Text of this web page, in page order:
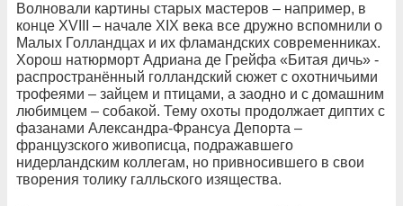
Волновали картины старых мастеров – например, в
конце XVIII – начале XIX века все дружно вспомнили о
Малых Голландцах и их фламандских современниках.
Хорош натюрморт Адриана де Грейфа «Битая дичь» -
распространённый голландский сюжет с охотничьими
трофеями – зайцем и птицами, а заодно и с домашним
любимцем – собакой. Тему охоты продолжает диптих с
фазанами Александра-Франсуа Депорта –
французского живописца, подражавшего
нидерландским коллегам, но привносившего в свои
творения толику галльского изящества.